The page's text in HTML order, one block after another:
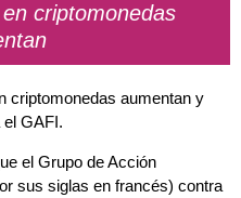
criptomonedas
criptomonedas aumentan y
GAFI.
el Grupo de Acción
sus siglas en francés) contra